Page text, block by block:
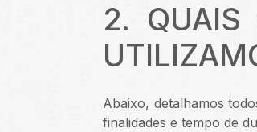
2. QUAIS
Abaixo, detalhamos
finalidades e tempo de